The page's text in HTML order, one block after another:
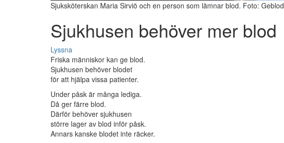
Sjuksköterskan Maria Sirviö och en person som lämnar blod. Foto: Geblod
Sjukhusen behöver mer blod
Lyssna
Friska människor kan ge blod.
Sjukhusen behöver blodet
för att hjälpa vissa patienter.
Under påsk är många lediga.
Då ger färre blod.
Därför behöver sjukhusen
större lager av blod inför påsk.
Annars kanske blodet inte räcker.